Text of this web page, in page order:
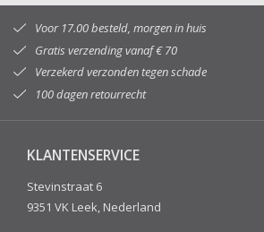
Voor 17.00 besteld, morgen in huis
Gratis verzending vanaf € 70
Verzekerd verzonden tegen schade
100 dagen retourrecht
KLANTENSERVICE
Stevinstraat 6
9351 VK Leek, Nederland